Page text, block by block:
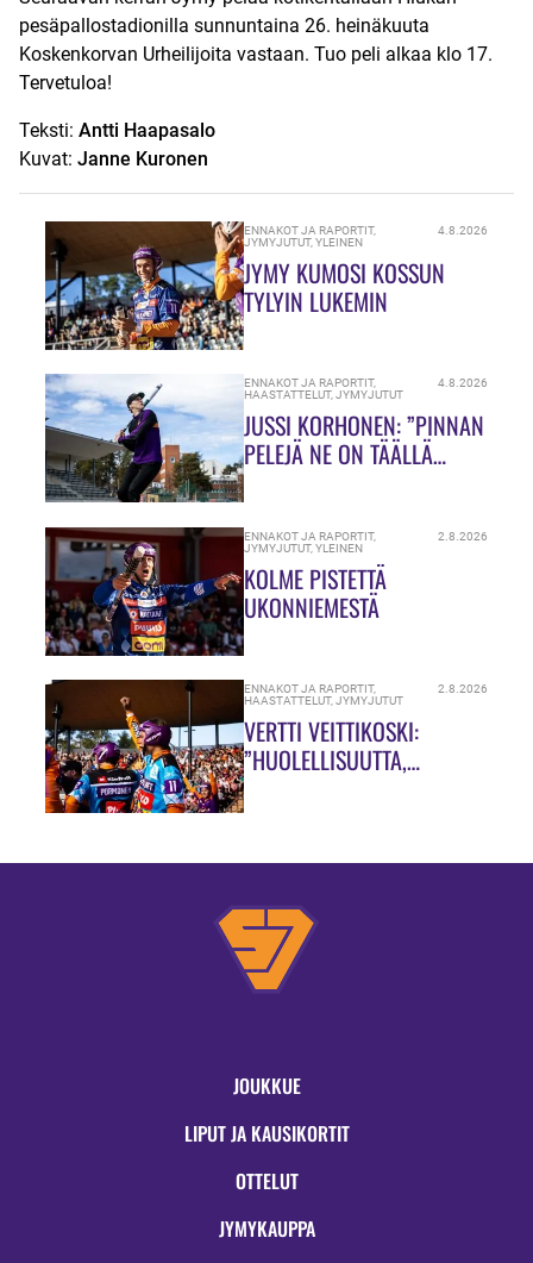
pesäpallostadionilla sunnuntaina 26. heinäkuuta
Koskenkorvan Urheilijoita vastaan. Tuo peli alkaa klo 17.
Tervetuloa!
Teksti: Antti Haapasalo
Kuvat: Janne Kuronen
ENNAKOT JA RAPORTIT,
JYMYJUTUT,YLEINEN
4.8.2026
JYMY KUMOSI KOSSUN
TYLYIN LUKEMIN
ENNAKOT JA RAPORTIT,
HAASTATTELUT,JYMYJUTUT
4.8.2026
JUSSI KORHONEN: ”PINNAN
PELEJÄ NE ON TÄÄLLÄ
ENNAKOT JA RAPORTIT,
JYMYJUTUT,YLEINEN
2.8.2026
KOLME PISTETTÄ
UKONNIEMESTÄ
ENNAKOT JA RAPORTIT,
HAASTATTELUT,JYMYJUTUT
2.8.2026
VERTTI VEITTIKOSKI:
”HUOLELLISUUTTA,
JOUKKUE
LIPUT JA KAUSIKORTIT
OTTELUT
JYMYKAUPPA